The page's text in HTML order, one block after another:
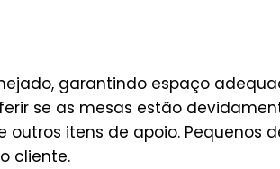
garantindo espaço
se as mesas estão
itens de apoio. Pequenos
cliente.